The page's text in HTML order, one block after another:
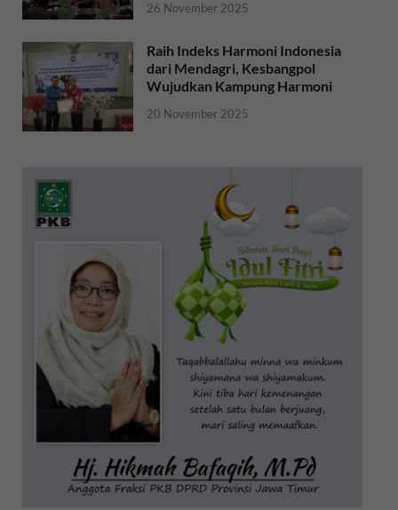
26 November 2025
Raih Indeks Harmoni Indonesia
dari Mendagri, Kesbangpol
Wujudkan Kampung Harmoni
20 November 2025